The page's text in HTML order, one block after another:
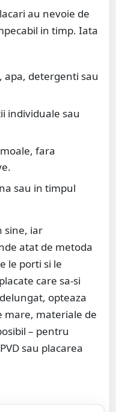
au nevoie de
in timp. Iata
apa, detergenti sau
individuale sau
fara
sau in timpul
sine, iar
atat de metoda
le porti si le
placate care sa-si
opteaza
mare, materiale de
– pentru
sau placarea